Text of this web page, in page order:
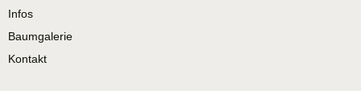
Infos
Baumgalerie
Kontakt